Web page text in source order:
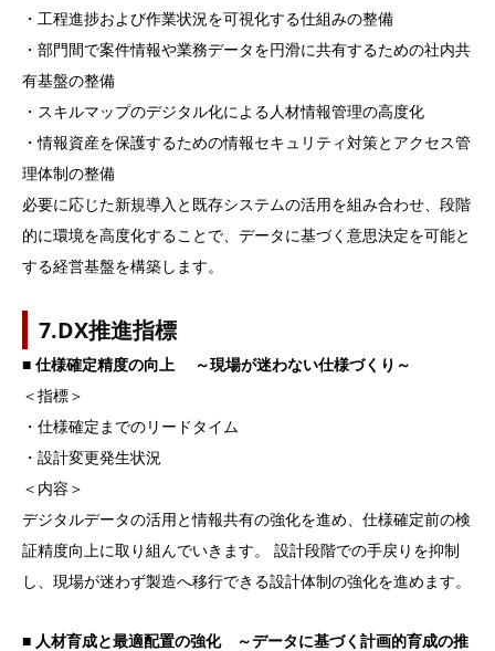
・工程進捗および作業状況を可視化する仕組みの整備
・部門間で案件情報や業務データを円滑に共有するための社内共
有基盤の整備
・スキルマップのデジタル化による人材情報管理の高度化
・情報資産を保護するための情報セキュリティ対策とアクセス管
理体制の整備
必要に応じた新規導入と既存システムの活用を組み合わせ、段階
的に環境を高度化することで、データに基づく意思決定を可能と
する経営基盤を構築します。
7.DX推進指標
■ 仕様確定精度の向上 ～現場が迷わない仕様づくり～
＜指標＞
・仕様確定までのリードタイム
・設計変更発生状況
＜内容＞
デジタルデータの活用と情報共有の強化を進め、仕様確定前の検
証精度向上に取り組んでいきます。 設計段階での手戻りを抑制
し、現場が迷わず製造へ移行できる設計体制の強化を進めます。
■ 人材育成と最適配置の強化 ～データに基づく計画的育成の推